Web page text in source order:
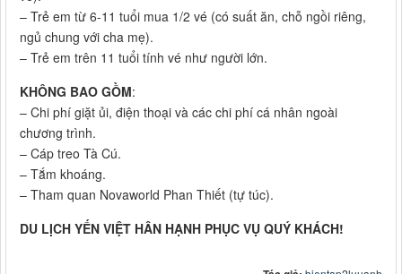
– Trẻ em từ 6-11 tuổi mua 1/2 vé (có suất ăn, chỗ ngồi riêng,
ngủ chung với cha mẹ).
– Trẻ em trên 11 tuổi tính vé như người lớn.
KHÔNG BAO GỒM:
– Chi phí giặt ủi, điện thoại và các chi phí cá nhân ngoài
chương trình.
– Cáp treo Tà Cú.
– Tắm khoáng.
– Tham quan Novaworld Phan Thiết (tự túc).
DU LỊCH YẾN VIỆT HÂN HẠNH PHỤC VỤ QUÝ KHÁCH!